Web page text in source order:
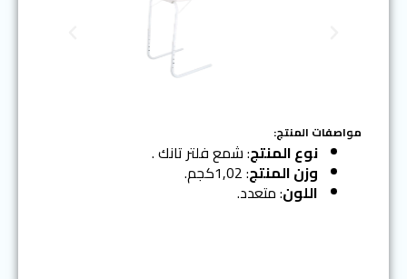
o
u
s
مواصفات المنتج:
نوع المنتج: شمع فلتر تانك .
وزن المنتج: 1,02كجم.
اللون: متعدد.